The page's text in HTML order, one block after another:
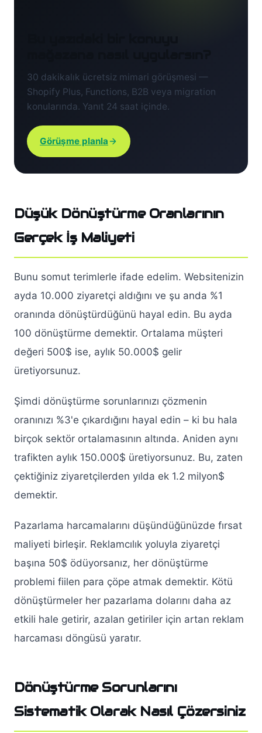
30 dakikalık ücretsiz mimari görüşmesi —
Shopify Plus, Functions, B2B veya migration
konularında. Yanıt 24 saat içinde.
Görüşme planla
Düşük Dönüştürme Oranlarının
Gerçek İş Maliyeti
Bunu somut terimlerle ifade edelim. Websitenizin
ayda 10.000 ziyaretçi aldığını ve şu anda %1
oranında dönüştürdüğünü hayal edin. Bu ayda
100 dönüştürme demektir. Ortalama müşteri
değeri 500$ ise, aylık 50.000$ gelir
üretiyorsunuz.
Şimdi dönüştürme sorunlarınızı çözmenin
oranınızı %3'e çıkardığını hayal edin – ki bu hala
birçok sektör ortalamasının altında. Aniden aynı
trafikten aylık 150.000$ üretiyorsunuz. Bu, zaten
çektiğiniz ziyaretçilerden yılda ek 1.2 milyon$
demektir.
Pazarlama harcamalarını düşündüğünüzde fırsat
maliyeti birleşir. Reklamcılık yoluyla ziyaretçi
başına 50$ ödüyorsanız, her dönüştürme
problemi fiilen para çöpe atmak demektir. Kötü
dönüştürmeler her pazarlama dolarını daha az
etkili hale getirir, azalan getiriler için artan reklam
harcaması döngüsü yaratır.
Dönüştürme Sorunlarını
Sistematik Olarak Nasıl Çözersiniz